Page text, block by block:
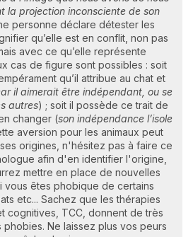
la projection inconsciente de son
personne déclare détester les
qu’elle est en conflit, non pas
avec ce qu’elle représente
cas de figure sont possibles : soit
qu’il attribue au chat et
il aimerait être indépendant, ou se
autres) ; soit il possède ce trait de
changer (son indépendance l’isole
aversion pour les animaux peut
origines, n'hésitez pas à faire ce
afin d'en identifier l'origine,
mettre en place de nouvelles
vous êtes phobique de certains
etc... Sachez que les thérapies
cognitives, TCC, donnent de très
phobies. Ne laissez plus vos peurs